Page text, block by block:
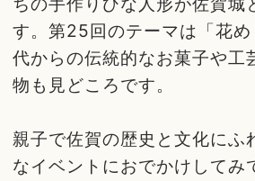
す。第25回のテーマは「花
代からの伝統的なお菓子や工
物も見どころです。
親子で佐賀の歴史と文化にふ
なイベントにおでかけしてみ